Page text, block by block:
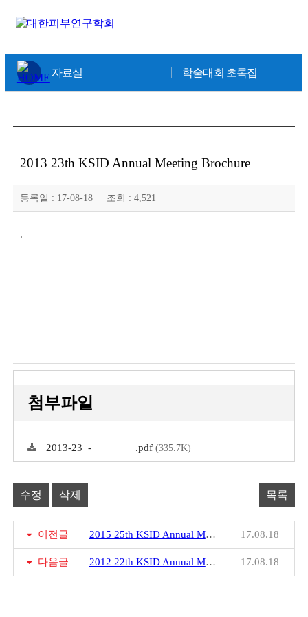
자료실 학술대회 초록집
2013 23th KSID Annual Meeting Brochure
등록일 : 17-08-18 조회 : 4,521
.
첨부파일
2013-23_-________.pdf(335.7K)
수정 삭제 목록
이전글 2015 25th KSID Annual Meeting Brochure 17.08.18
다음글 2012 22th KSID Annual Meeting Brochure 17.08.18